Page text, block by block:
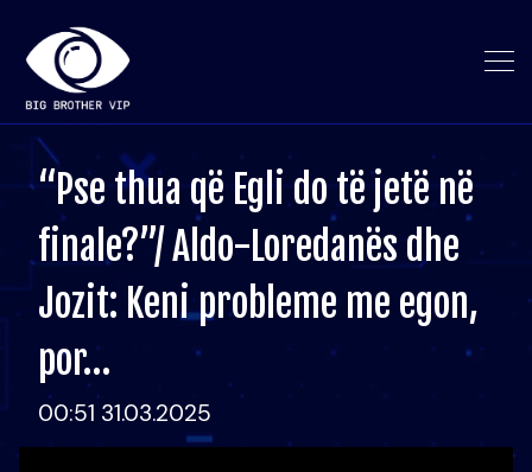
“Pse thua që Egli do të jetë në
finale?”/ Aldo-Loredanës dhe
Jozit: Keni probleme me egon,
por…
00:51 31.03.2025